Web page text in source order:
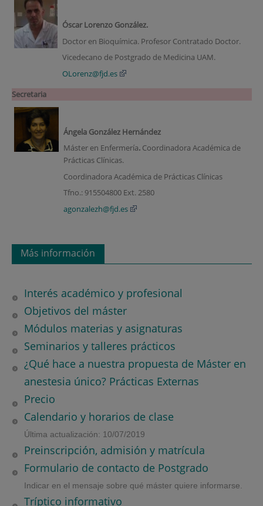
Óscar Lorenzo González.
Doctor en Bioquímica. Profesor Contratado Doctor.
Vicedecano de Postgrado de Medicina UAM.
OLorenz@fjd.es
Secretaria
Ángela González Hernández
Máster en Enfermería. Coordinadora Académica de
Prácticas Clínicas.
Coordinadora Académica de Prácticas Clínicas
Tfno.: 915504800 Ext. 2580
agonzalezh@fjd.es
Más información
Interés académico y profesional
Objetivos del máster
Módulos materias y asignaturas
Seminarios y talleres prácticos
¿Qué hace a nuestra propuesta de Máster en
anestesia único? Prácticas Externas
Precio
Calendario y horarios de clase
Última actualización: 10/07/2019
Preinscripción, admisión y matrícula
Formulario de contacto de Postgrado
Indicar en el mensaje sobre qué máster quiere informarse.
Tríptico informativo